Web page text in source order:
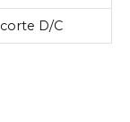
corte D/C